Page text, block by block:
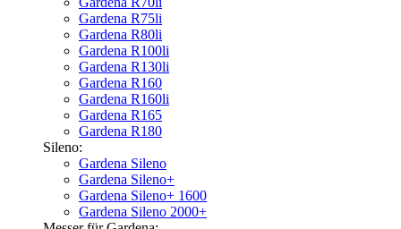
Gardena R75li
Gardena R80li
Gardena R100li
Gardena R130li
Gardena R160
Gardena R160li
Gardena R165
Gardena R180
Sileno:
Gardena Sileno
Gardena Sileno+
Gardena Sileno+ 1600
Gardena Sileno 2000+